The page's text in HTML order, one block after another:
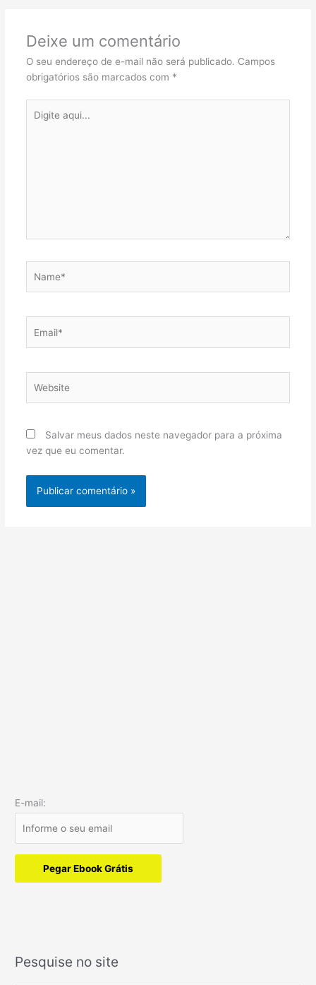
Deixe um comentário
O seu endereço de e-mail não será publicado. Campos
obrigatórios são marcados com *
aqui...
Salvar meus dados neste navegador para a próxima
vez que eu comentar.
E-mail:
Pegar Ebook Grátis
Pesquise no site